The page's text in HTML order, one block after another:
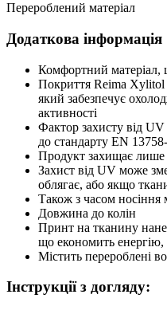
Перероблений матеріал
Додаткова інформація
Комфортний матеріал,
Покриття Reima Xylitol
який забезпечує
активності
Фактор захисту від
до стандарту EN
Продукт захищає лише
Захист від UV може
облягає, або якщо
Також з часом
Довжина до колін
Принт на тканину
що економить
Містить перероблені
Інструкції з догляду: